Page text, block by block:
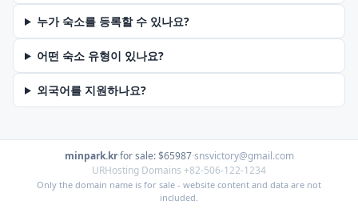
누가 숙소를 등록할 수 있나요?
어떤 숙소 유형이 있나요?
외국어를 지원하나요?
minpark.kr·for sale: $65987·snsvictory@gmail.com
URHosting Domains +82-506-122-1234
Only the domain name is for sale - website content and data are not
included.